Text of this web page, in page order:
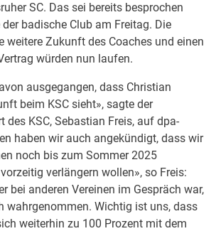
SC. Das sei bereits besprochen
badische Club am Freitag. Die
weitere Zukunft des Coaches und einen
würden nun laufen.
ausgegangen, dass Christian
beim KSC sieht», sagte der
des KSC, Sebastian Freis, auf dpa-
haben wir auch angekündigt, dass wir
noch bis zum Sommer 2025
verlängern wollen», so Freis:
bei anderen Vereinen im Gespräch war,
wahrgenommen. Wichtig ist uns, dass
weiterhin zu 100 Prozent mit dem